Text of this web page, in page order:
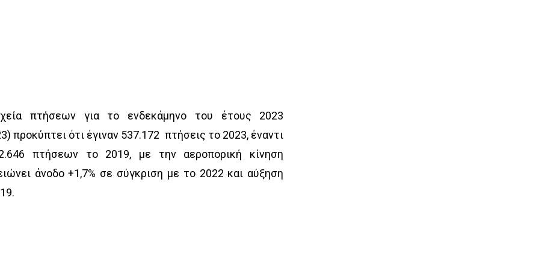
πτήσεων για το ενδεκάμηνο του έτους 2023
προκύπτει ότι έγιναν 537.172 πτήσεις το 2023, έναντι
πτήσεων το 2019, με την αεροπορική κίνηση
άνοδο +1,7% σε σύγκριση με το 2022 και αύξηση